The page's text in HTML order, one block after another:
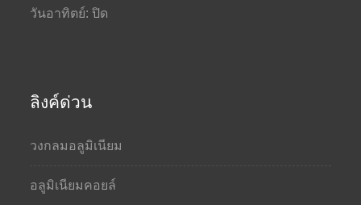
วันอาทิตย์: ปิด
ลิงค์ด่วน
วงกลมอลูมิเนียม
อลูมิเนียมคอยล์